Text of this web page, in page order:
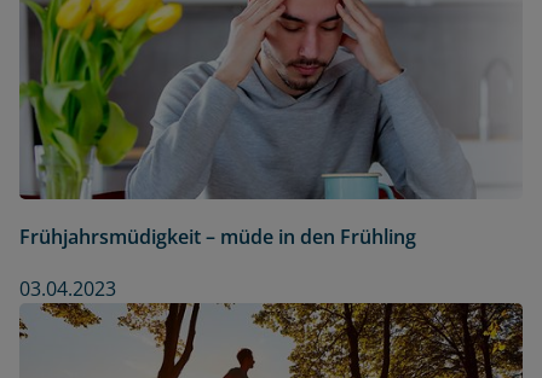
Frühjahrsmüdigkeit – müde in den Frühling
03.04.2023